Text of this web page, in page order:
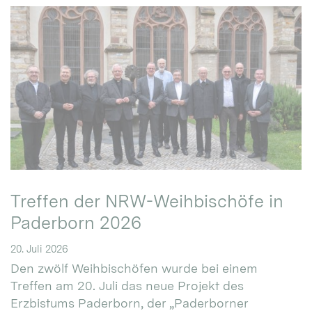
Treffen der NRW-Weihbischöfe in
Paderborn 2026
20. Juli 2026
Den zwölf Weihbischöfen wurde bei einem
Treffen am 20. Juli das neue Projekt des
Erzbistums Paderborn, der „Paderborner